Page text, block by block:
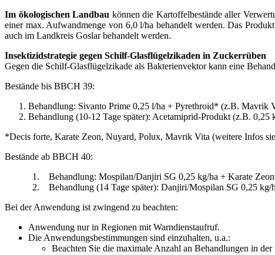
Im ökologischen Landbau können die Kartoffelbestände aller
einer max. Aufwandmenge von 6,0 l/ha behandelt werden. Das
auch im Landkreis Goslar behandelt werden.
Insektizidstrategie gegen Schilf-Glasflügelzikaden in Zuckerrüben
Gegen die Schilf-Glasflügelzikade als Bakterienvektor kann eine
Bestände bis BBCH 39:
Behandlung: Sivanto Prime 0,25 l/ha + Pyrethroid* (z.B. Mavrik
Behandlung (10-12 Tage später): Acetamiprid-Produkt (z.B.
*Decis forte, Karate Zeon, Nuyard, Polux, Mavrik Vita (weitere Infos
Bestände ab BBCH 40:
1. Behandlung: Mospilan/Danjiri SG 0,25 kg/ha + Karate Zeon
2. Behandlung (14 Tage später): Danjiri/Mospilan SG 0,25 kg/
Bei der Anwendung ist zwingend zu beachten:
Anwendung nur in Regionen mit Warndienstaufruf.
Die Anwendungsbestimmungen sind einzuhalten, u.a.:
Beachten Sie die maximale Anzahl an Behandlungen in